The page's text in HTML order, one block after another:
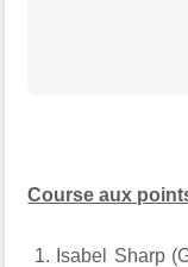
Course aux
1. Isabel Sharp